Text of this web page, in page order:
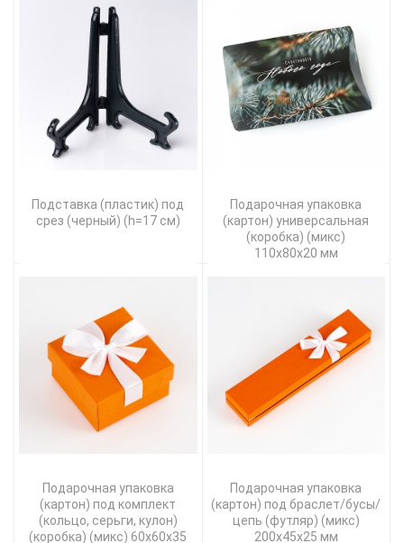
Подставка (пластик) под
срез (черный) (h=17 см)
Подарочная упаковка
(картон) универсальная
(коробка) (микс)
110х80х20 мм
Подарочная упаковка
(картон) под комплект
(кольцо, серьги, кулон)
(коробка) (микс) 60х60х35
Подарочная упаковка
(картон) под браслет/бусы/
цепь (футляр) (микс)
200х45х25 мм